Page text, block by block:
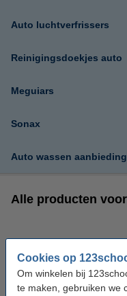
Cookies op
Om winkelen bij
te maken, gebruiken we
Auto luchtverfrissers
Reinigingsdoekjes auto
Meguiars
Sonax
Auto wassen
Alle producten